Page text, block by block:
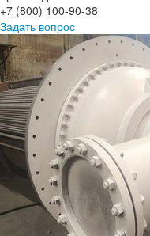
+7 (800) 100-90-38
Задать вопрос